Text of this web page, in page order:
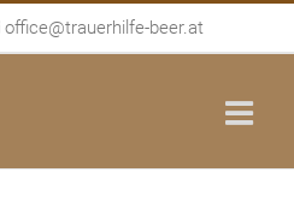
office@trauerhilfe-beer.at